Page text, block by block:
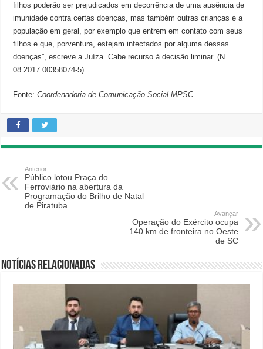
filhos poderão ser prejudicados em decorrência de uma ausência de
imunidade contra certas doenças, mas também outras crianças e a
população em geral, por exemplo que entrem em contato com seus
filhos e que, porventura, estejam infectados por alguma dessas
doenças”, escreve a Juíza. Cabe recurso à decisão liminar. (N.
08.2017.00358074-5).
Fonte:Coordenadoria de Comunicação Social MPSC
Anterior
Público lotou Praça do
Ferroviário na abertura da
Programação do Brilho de Natal
de Piratuba
Avançar
Operação do Exército ocupa
140 km de fronteira no Oeste
de SC
Notícias relacionadas